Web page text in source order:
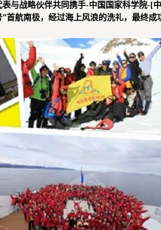
与战略伙伴共同携手-中国国家科学院-[
极，经过海上风浪的洗礼，最终成功